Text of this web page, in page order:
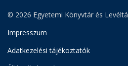
© 2026 Egyetemi Könyvtár és
Impresszum
Adatkezelési tájékoztatók